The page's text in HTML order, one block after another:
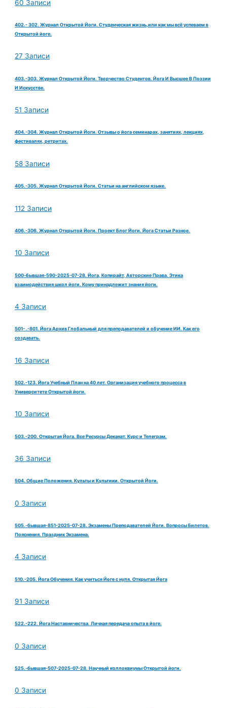
60 Записи
402.- 302. Журнал Открытой Йоги. Студенческая жизнь,или как мы всё успеваем в
Открытой йоге.
27 Записи
403.-303. Журнал Открытой Йоги. Творчество Студентов. Йога И Высшее В Поэзии
И Искусстве.
51 Записи
404.-304. Журнал Открытой Йоги. Отзывы о йога семинарах, занятиях, лекциях,
фестивалях, ретритах.
58 Записи
405.-305. Журнал Открытой Йоги. Статьи на английском языке.
112 Записи
406.-306. Журнал Открытой Йоги. Проект Блог Йоги. Йога Статьи Разное.
10 Записи
500-бывшая-590-2025-07-28. Йога, Копирайт, Авторские Права. Этика
взаимодействия школ йоги. Кому принадлежит знания йоги.
4 Записи
501- .-801. Йога Архив Глобальный для преподавателей и обучение ИИ. Как его
создавать.
16 Записи
502.-123. Йога Учебный План на 40 лет. Организация учебного процесса в
Университете Открытой йоги.
10 Записи
503.-200. Открытая Йога. Все Ресурсы Деканат. Курс и Телеграм.
36 Записи
504. Общие Положения. Культы и Культики. Открытой Йоги.
0 Записи
505.-бывшая-851-2025-07-28. Экзамены Преподавателей Йоги. Вопросы Билетов.
Пояснения. Праздник Экзамена.
4 Записи
510.-205. Йога Обучения. Как учиться Йоге с нуля. Открытая Йога
91 Записи
522.-222. Йога Наставничества. Личная передача опыта в йоге.
0 Записи
525.-бывшая-507-2025-07-28. Научный коллоквиумы Открытой йоги.
0 Записи